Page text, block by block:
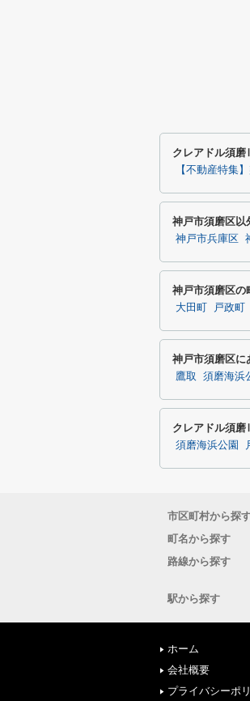
クレアドル須
【不動産特集
神戸市須磨区以
神戸市兵庫区
神戸市須磨区の
大田町 戸政町
神戸市須磨区に
鷹取 須磨海浜
クレアドル須
須磨海浜公園
市区町村から探
町名から探す
路線から探す
駅から探す
ホーム
会社概要
プライバシーポ